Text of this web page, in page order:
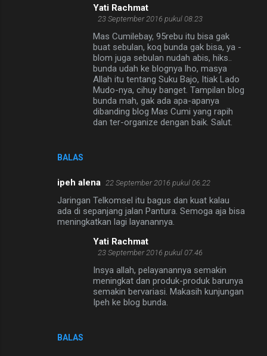
BALAS
Yati Rachmat
23 September 2016 pukul 08.23
Mas Cumilebay, 95rebu itu bisa gak
buat sebulan, koq bunda gak bisa, ya -
blom juga sebulan nudah abis, hiks..
bunda udah ke blognya lho, masya
Allah itu tentang Suku Bajo, Itiak Lado
Mudo-nya, cihuy banget. Tampilan blog
bunda mah, gak ada apa-apanya
dibanding blog Mas Cumi yang rapih
dan ter-organize dengan baik. Salut.
ipeh alena 22 September 2016 pukul 06.22
Jaringan Telkomsel itu bagus dan kuat kalau
ada di sepanjang jalan Pantura. Semoga aja bisa
meningkatkan lagi layanannya.
BALAS
Yati Rachmat
23 September 2016 pukul 07.46
Insya allah, pelayanannya semakin
meningkat dan produk-produk barunya
semakin bervariasi. Makasih kunjungan
Ipeh ke blog bunda.